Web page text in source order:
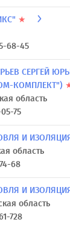
★
68-45
СЕРГЕЙ
КОМПЛЕКТ")
область
75
И
область
68
И
область
728